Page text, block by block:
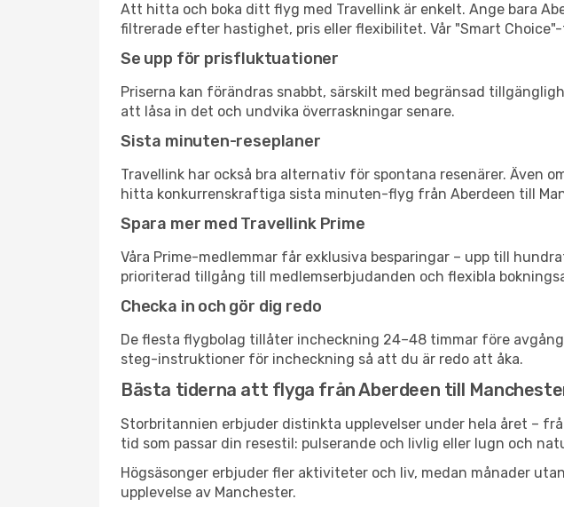
Att hitta och boka ditt flyg med Travellink är enkelt. Ange bara
filtrerade efter hastighet, pris eller flexibilitet. Vår "Smart
Se upp för prisfluktuationer
Priserna kan förändras snabbt, särskilt med begränsad
att låsa in det och undvika överraskningar senare.
Sista minuten-reseplaner
Travellink har också bra alternativ för spontana resenärer. Även
hitta konkurrenskraftiga sista minuten-flyg från Aberdeen till
Spara mer med Travellink Prime
Våra Prime-medlemmar får exklusiva besparingar – upp till
prioriterad tillgång till medlemserbjudanden och flexibla
Checka in och gör dig redo
De flesta flygbolag tillåter incheckning 24–48 timmar före
steg-instruktioner för incheckning så att du är redo att åka.
Bästa tiderna att flyga från Aberdeen till
Storbritannien erbjuder distinkta upplevelser under hela året –
tid som passar din resestil: pulserande och livlig eller lugn och
Högsäsonger erbjuder fler aktiviteter och liv, medan månader
upplevelse av Manchester.